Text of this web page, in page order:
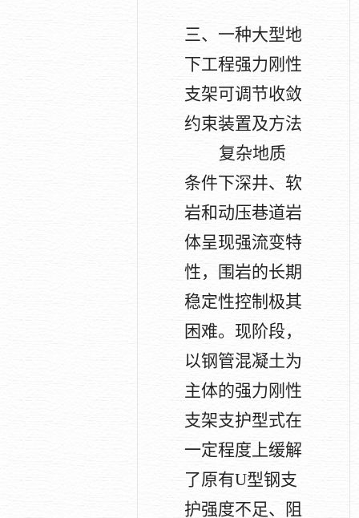
三、一种大型地
下工程强力刚性
支架可调节收敛
约束装置及方法
复杂地质
条件下深井、软
岩和动压巷道岩
体呈现强流变特
性，围岩的长期
稳定性控制极其
困难。现阶段，
以钢管混凝土为
主体的强力刚性
支架支护型式在
一定程度上缓解
了原有U型钢支
护强度不足、阻